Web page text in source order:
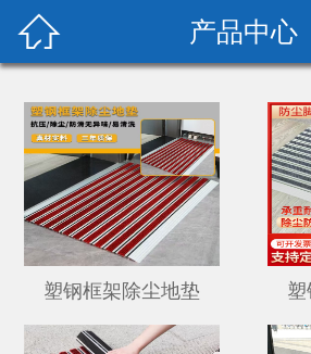
 产品中心
塑钢框架除尘地垫